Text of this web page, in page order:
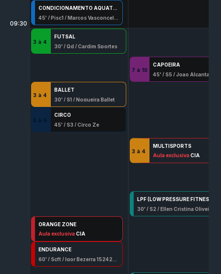
09:30
CONDICIONAMENTO AQUATICO
45' /Pisc1 /Marcos Vasconcelos Aguirres
FUTSAL
3 à 4
30' /Qd /Cardim Sportes
BALLET
3 à 4
30' / S1 /Nogueira Ballet
CIRCO
5 à 6
45' / S3 /Circo Ze
ORANGE ZONE
60' /S2/Pedro Henrique Ferreira
Aula exclusivaCIA
ENDURANCE
60' / Scft /Igor Bezerra 15242-G/Df
CAPOEIRA
7 à 10
45' / S5 /Joao Alcantara Villapouca
MULTISPORTS
3 à 4
30' /Qd/Frederico Cardim 0709 G/Df
Aula exclusivaCIA
LPF (LOW PRESSURE FITNES)
30' / S2 /Ellen Cristina Oliveira